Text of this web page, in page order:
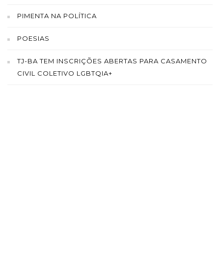
PIMENTA NA POLÍTICA
POESIAS
TJ-BA TEM INSCRIÇÕES ABERTAS PARA CASAMENTO
CIVIL COLETIVO LGBTQIA+